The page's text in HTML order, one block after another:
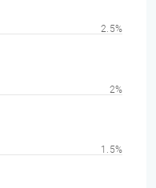
1.5%
2%
2.5%